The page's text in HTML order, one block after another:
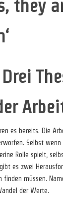
they
es bereits. Die
Selbst wenn
Rolle spielt,
es zwei
finden müssen.
der Werte.